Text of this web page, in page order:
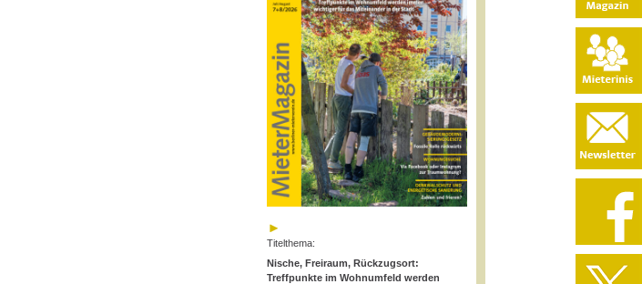
Titelthema:
Nische, Freiraum, Rückzugsort:
Treffpunkte im Wohnumfeld werden